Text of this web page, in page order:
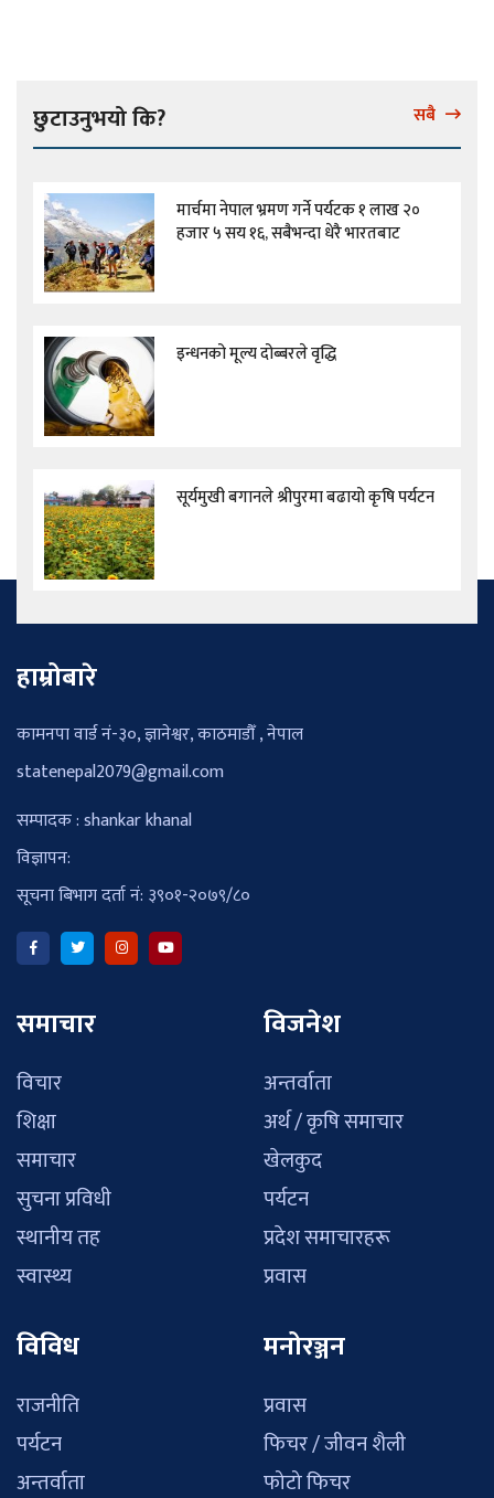
छुटाउनुभयो कि? सबै
मार्चमा नेपाल भ्रमण गर्ने पर्यटक १ लाख २०
हजार ५ सय १६, सबैभन्दा धेरै भारतबाट
इन्धनको मूल्य दोब्बरले वृद्धि
सूर्यमुखी बगानले श्रीपुरमा बढायो कृषि पर्यटन
हाम्रोबारे
कामनपा वार्ड नं-३०, ज्ञानेश्वर, काठमाडौँ , नेपाल
statenepal2079@gmail.com
सम्पादक : shankar khanal
विज्ञापन:
सूचना बिभाग दर्ता नं: ३९०१-२०७९/८०
समाचार
विचार
शिक्षा
समाचार
सुचना प्रविधी
स्थानीय तह
स्वास्थ्य
विजनेश
अन्तर्वाता
अर्थ / कृषि समाचार
खेलकुद
पर्यटन
प्रदेश समाचारहरू
प्रवास
विविध
राजनीति
पर्यटन
अन्तर्वाता
मनोरञ्जन
प्रवास
फिचर / जीवन शैली
फोटो फिचर